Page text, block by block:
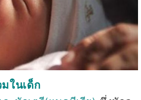
ในเด็ก